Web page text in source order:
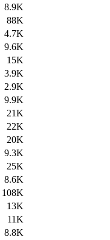
8.9K
88K
4.7K
9.6K
15K
3.9K
2.9K
9.9K
21K
22K
20K
9.3K
25K
8.6K
108K
13K
11K
8.8K